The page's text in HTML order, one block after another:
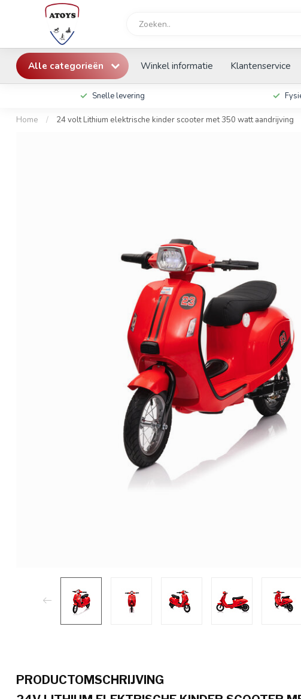
Alle categorieën Winkel informatie Klantenservice
Snelle levering
Home / 24 volt Lithium elektrische kinder scooter met 350 watt aandrijving
PRODUCTOMSCHRIJVING